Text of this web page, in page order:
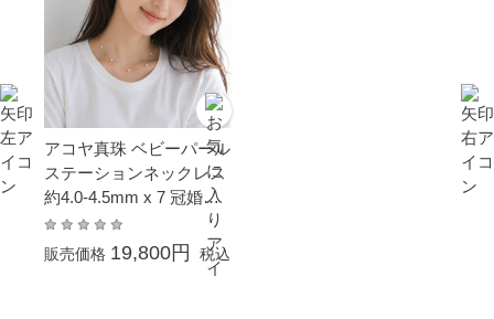
アコヤ真珠 ベビーパール
ステーションネックレス
約4.0-4.5mm x 7 冠婚葬
祭 結婚式 卒業 入園 入学
式 母の日 ホワイトデー
プレゼント 金属アレルギ
販売価格 19,800円 税込